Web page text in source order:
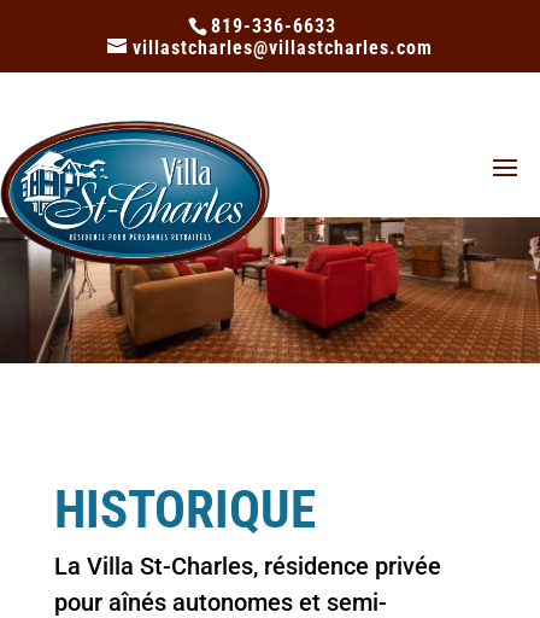
819-336-6633
villastcharles@villastcharles.com
HISTORIQUE
La Villa St-Charles, résidence privée
pour aînés autonomes et semi-